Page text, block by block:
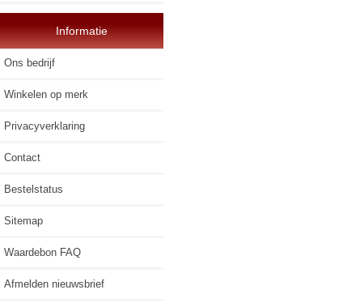
Informatie
Ons bedrijf
Winkelen op merk
Privacyverklaring
Contact
Bestelstatus
Sitemap
Waardebon FAQ
Afmelden nieuwsbrief